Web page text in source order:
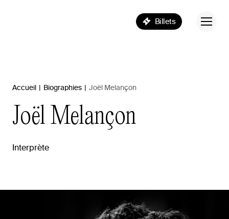
Billets
Accueil | Biographies | Joël Melançon
Joël Melançon
Interprète